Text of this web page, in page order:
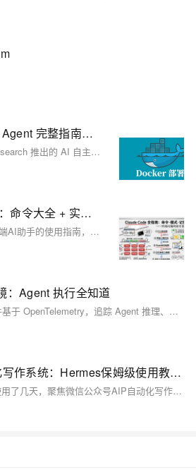
Docker 部署 Hermes Agent 完整指南（Windows / Linux 通用）
Hermes Agent 是 Nous Research 推出的 AI 自主智能体（AI Autonomous Agent），能轻松执行各类复杂任务，比如自动编写代码、执行终端命令、操作浏览器、规划并完成任务，以及进行文件读写和脚本生成，是开发、运维和研究的得力助手。
Claude Code 全攻略：命令大全 + 实战工作流（建议收藏）
本文介绍了Claude Code终端AI助手的使用指南，主要内容包括：1)常用命令如版本查看、项目启动和更新；2)三种工作模式切换及界面说明；3)核心功能指令速查表，包含初始化、压缩对话、清除历史等操作；4)详细解析了/init、/help、/clear、/compact、/memory等关键命令的使用场景和语法。文章通过丰富的界面截图和场景示例，帮助开发者快速掌握如何通过命令行和交互界面高效使用Claude Code进行项目开发，特别强调了CLAUDE.md文件作为项目知识库的核心作用。
：Agent 执行全知道
阿里云 Hermes 可观测插件基于 OpenTelemetry，追踪 Agent 推理、工具调用、Token 消耗、时延与安全风险，帮助定位成本高、响应慢、工具异常等问题。
低成本搭建AIP自动化写作系统：Hermes保姆级使用教程，长文和逐步实操贴图
我带着怀疑的态度，深度使用了几天，聚焦微信公众号AIP自动化写作场景，写出来的几篇文章，几乎没有什么修改，至少合乎我本人的意愿，而且排版风格，也越来越完善，同样是起码过得了我自己这一关。 这个其实OpenClaw早可以实现了，但是目前我觉得最大的区别是，Hermes会自主总结提炼，并更新你的写作技能。 相信就冲这一点，就值得一试。 这篇帖子主要就Hermes部署使用，作一个非常详细的介绍，几乎一步一贴图。 关于Hermes，无论你赞成哪种声音，我希望都是你自己动手行动过，发自内心的选择！